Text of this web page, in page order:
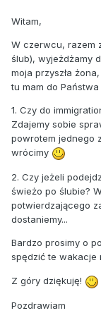
Witam,
W czerwcu, razem
ślub), wyjeżdżamy
moja przyszła
tu mam do
1. Czy do
Zdajemy sobie
powrotem jednego
wrócimy
2. Czy jeżeli
świeżo po ślubie?
potwierdzającego
dostaniemy...
Bardzo prosimy o
spędzić te wakacje
Z góry dziękuję!
Pozdrawiam